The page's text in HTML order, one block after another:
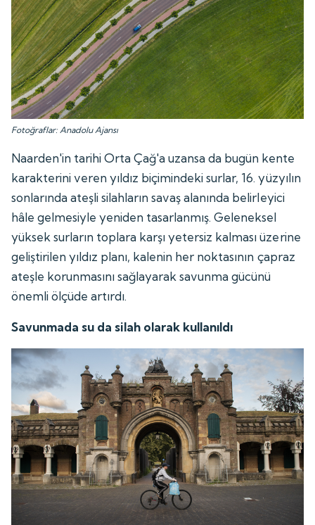
Fotoğraflar: Anadolu Ajansı
Naarden'in tarihi Orta Çağ'a uzansa da bugün kente
karakterini veren yıldız biçimindeki surlar, 16. yüzyılın
sonlarında ateşli silahların savaş alanında belirleyici
hâle gelmesiyle yeniden tasarlanmış. Geleneksel
yüksek surların toplara karşı yetersiz kalması üzerine
geliştirilen yıldız planı, kalenin her noktasının çapraz
ateşle korunmasını sağlayarak savunma gücünü
önemli ölçüde artırdı.
Savunmada su da silah olarak kullanıldı